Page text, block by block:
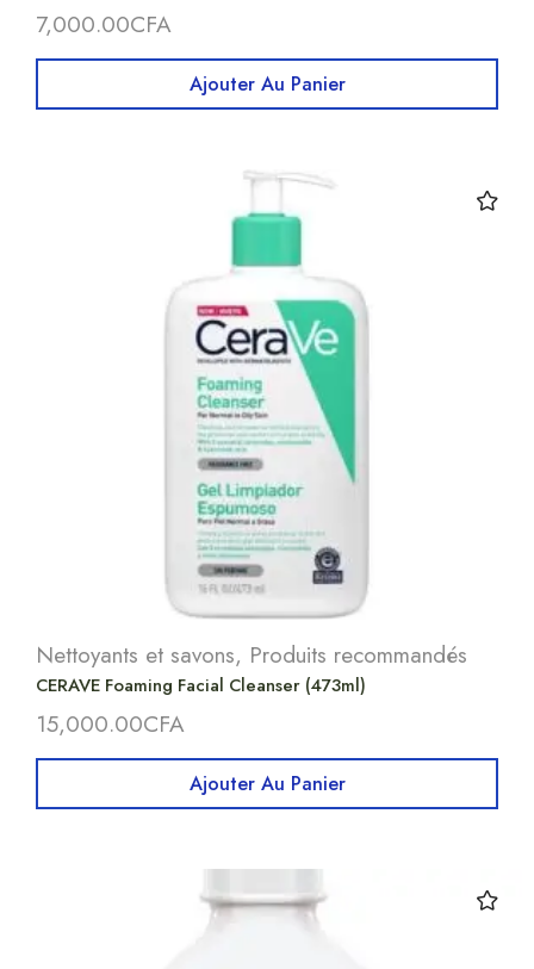
7,000.00CFA
Ajouter Au Panier
Nettoyants et savons, Produits recommandés
CERAVE Foaming Facial Cleanser (473ml)
15,000.00CFA
Ajouter Au Panier